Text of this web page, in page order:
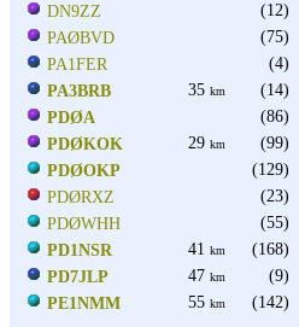
DN9ZZ
(12)
PAØBVD
(75)
PA1FER
(4)
PA3BRB
35 km
(14)
PDØA
(86)
PDØKOK
29 km
(99)
PDØOKP
(129)
PDØRXZ
(23)
PDØWHH
(55)
PD1NSR
41 km
(168)
PD7JLP
47 km
(9)
PE1NMM
55 km (142)